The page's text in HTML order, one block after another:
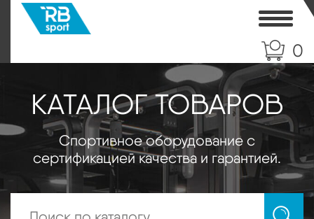
0
КАТАЛОГ ТОВАРОВ
Спортивное оборудование с
сертификацией качества и гарантией.